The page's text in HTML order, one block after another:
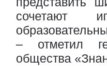
сочетают
– отметил
общества